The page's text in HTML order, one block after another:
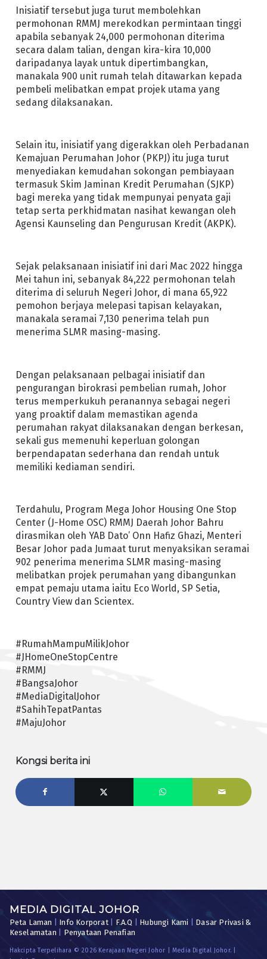
Inisiatif tersebut juga turut membolehkan
permohonan RMMJ merekodkan permintaan tinggi
apabila sebanyak 24,000 permohonan diterima
secara dalam talian, dengan kira-kira 10,000
daripadanya layak untuk dipertimbangkan,
manakala 900 unit rumah telah ditawarkan kepada
pembeli melibatkan empat projek utama yang
sedang dilaksanakan.
Selain itu, inisiatif yang digerakkan oleh Perbadanan
Kemajuan Perumahan Johor (PKPJ) itu juga turut
menyediakan kemudahan sokongan pembiayaan
termasuk Skim Jaminan Kredit Perumahan (SJKP)
bagi mereka yang tidak mempunyai penyata gaji
tetap serta perkhidmatan nasihat kewangan oleh
Agensi Kaunseling dan Pengurusan Kredit (AKPK).
Sejak pelaksanaan inisiatif ini dari Mac 2022 hingga
Mei tahun ini, sebanyak 84,222 permohonan telah
diterima di seluruh Negeri Johor, di mana 65,922
pemohon berjaya melepasi tapisan kelayakan,
manakala seramai 7,130 penerima telah pun
menerima SLMR masing-masing.
Dengan pelaksanaan pelbagai inisiatif dan
pengurangan birokrasi pembelian rumah, Johor
terus memperkukuh peranannya sebagai negeri
yang proaktif dalam memastikan agenda
perumahan rakyat dilaksanakan dengan berkesan,
sekali gus memenuhi keperluan golongan
berpendapatan sederhana dan rendah untuk
memiliki kediaman sendiri.
Terdahulu, Program Mega Johor Housing One Stop
Center (J-Home OSC) RMMJ Daerah Johor Bahru
dirasmikan oleh YAB Dato’ Onn Hafiz Ghazi, Menteri
Besar Johor pada Jumaat turut menyaksikan seramai
902 penerima menerima SLMR masing-masing
melibatkan projek perumahan yang dibangunkan
empat pemaju utama iaitu Eco World, SP Setia,
Country View dan Scientex.
#RumahMampuMilikJohor
#JHomeOneStopCentre
#RMMJ
#BangsaJohor
#MediaDigitalJohor
#SahihTepatPantas
#MajuJohor
Kongsi berita ini
MEDIA DIGITAL JOHOR
Peta Laman Info Korporat| F.A.Q Hubungi Kami
Dasar Privasi &
Keselamatan
Penyataan Penafian
Hakcipta Terpelihara © 2026 Kerajaan Negeri Johor | Media Digital Johor. |